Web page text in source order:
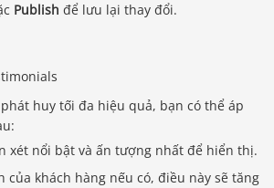
Publish để lưu lại thay đổi.
huy tối đa hiệu quả, bạn có thể áp
xét nổi bật và ấn tượng nhất để hiển thị.
của khách hàng nếu có, điều này sẽ tăng